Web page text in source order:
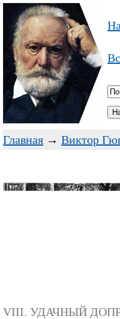
Главная → Виктор
VIII. УДАЧНЫЙ